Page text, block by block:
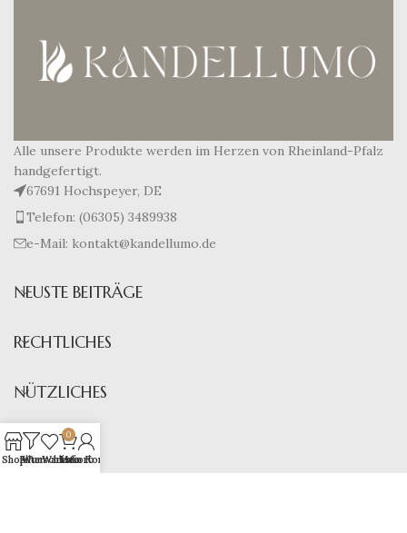
Alle unsere Produkte werden im Herzen von Rheinland-Pfalz
handgefertigt.
67691 Hochspeyer, DE
Telefon: (06305) 3489938
e-Mail: kontakt@kandellumo.de
NEUSTE BEITRÄGE
RECHTLICHES
NÜTZLICHES
SHOP
ShopFilter
Wunschliste
0
Warenkorb
Mein Konto